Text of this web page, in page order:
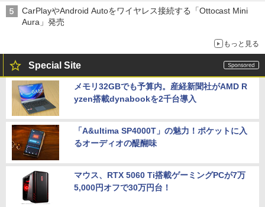
CarPlayやAndroid Autoをワイヤレス接続する「Ottocast Mini
Aura」発売
もっと見る
Special Site
メモリ32GBでも予算内。産経新聞社がAMD R
yzen搭載dynabookを2千台導入
「A&ultima SP4000T」の魅力！ポケットに入
るオーディオの醍醐味
マウス、RTX 5060 Ti搭載ゲーミングPCが7万
5,000円オフで30万円台！